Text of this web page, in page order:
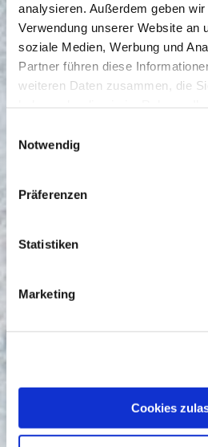
analysieren. Außerdem geben
Verwendung unserer Website an
soziale Medien, Werbung und
Partner führen diese
weiteren Daten zusammen, die
Notwendig
Präferenzen
Statistiken
Marketing
Cookies